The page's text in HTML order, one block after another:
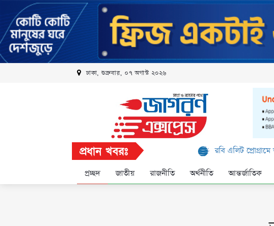
ঢাকা, শুক্রবার, ০৭ অগাস্ট ২০২৬
প্রধান খবরঃ রবি এলিট প্রোগ্রামে আরও ১৬
প্রচ্ছদ জাতীয় রাজনীতি অর্থনীতি আন্তর্জাতিক